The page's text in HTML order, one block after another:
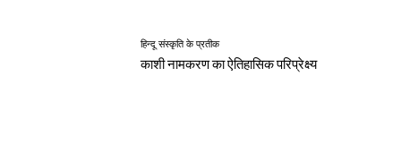
हिन्दू संस्कृति के प्रतीक
काशी नामकरण का ऐतिहासिक परिप्रेक्ष्य